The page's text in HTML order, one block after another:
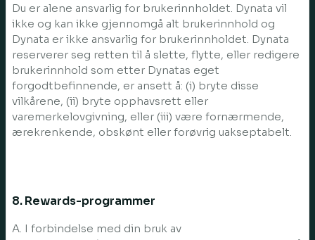
Du er alene ansvarlig for brukerinnholdet. Dynata vil
ikke og kan ikke gjennomgå alt brukerinnhold og
Dynata er ikke ansvarlig for brukerinnholdet. Dynata
reserverer seg retten til å slette, flytte, eller redigere
brukerinnhold som etter Dynatas eget
forgodtbefinnende, er ansett å: (i) bryte disse
vilkårene, (ii) bryte opphavsrett eller
varemerkelovgivning, eller (iii) være fornærmende,
ærekrenkende, obskønt eller forøvrig uakseptabelt.
8. Rewards-programmer
A. I forbindelse med din bruk av